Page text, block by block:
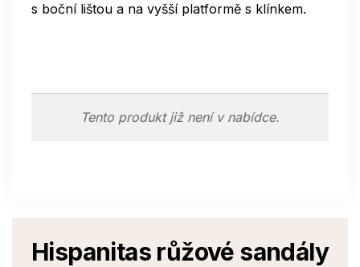
s boční lištou a na vyšší platformě s klínkem.
Tento produkt již není v nabídce.
Hispanitas růžové sandály